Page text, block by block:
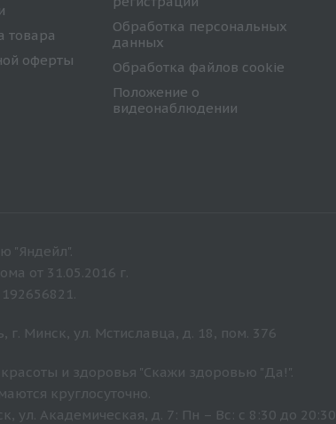
товара
оферты
Обработка персональных
данных
Обработка файлов cookie
Положение о
видеонаблюдении
"Яндейл".
от 31.05.2016 г.
Минск, ул. Мстиславца, д. 18, пом. 376
и здоровья "Скажи здоровью "Да!".
круглосуточно.
ул. Академическая, д. 7: Пн – Вс: с 8:30 до 20:30.